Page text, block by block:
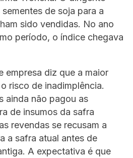
de soja para a
sido vendidas. No ano
período, o índice chegava
empresa diz que a maior
risco de inadimplência.
ainda não pagou as
de insumos da safra
revendas se recusam a
a safra atual antes de
A expectativa é que